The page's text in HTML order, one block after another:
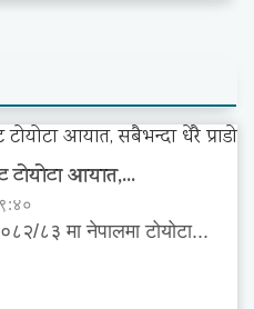
टोयोटा आयात,...
८३ मा नेपालमा टोयोटा...